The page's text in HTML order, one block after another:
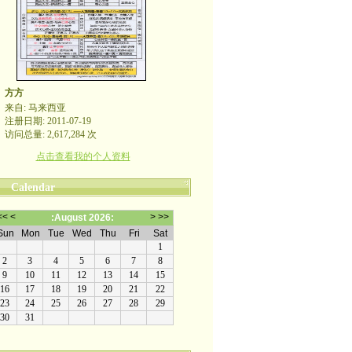
方方
来自: 马来西亚
注册日期: 2011-07-19
访问总量: 2,617,284 次
点击查看我的个人资料
Calendar